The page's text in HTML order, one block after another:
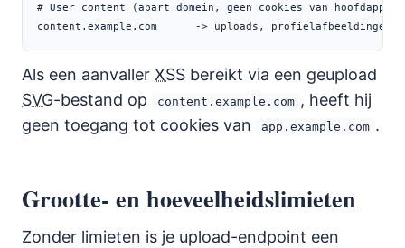
# User content (apart domein, geen cookies van hoofdapp)
content.example.com      -> uploads, profielafbeeldingen
Als een aanvaller XSS bereikt via een geupload
SVG-bestand op content.example.com , heeft hij
geen toegang tot cookies van
app.example.com .
Grootte- en hoeveelheidslimieten
Zonder limieten is je upload-endpoint een